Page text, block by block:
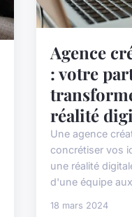
Agence
: votre
réalité
Une agence
concrétiser vos
une réalité
d'une équipe
18 mars 2024